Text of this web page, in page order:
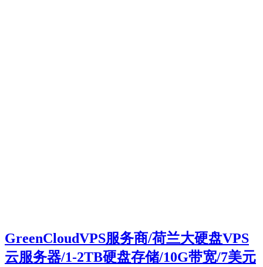
GreenCloudVPS服务商/荷兰大硬盘VPS
云服务器/1-2TB硬盘存储/10G带宽/7美元